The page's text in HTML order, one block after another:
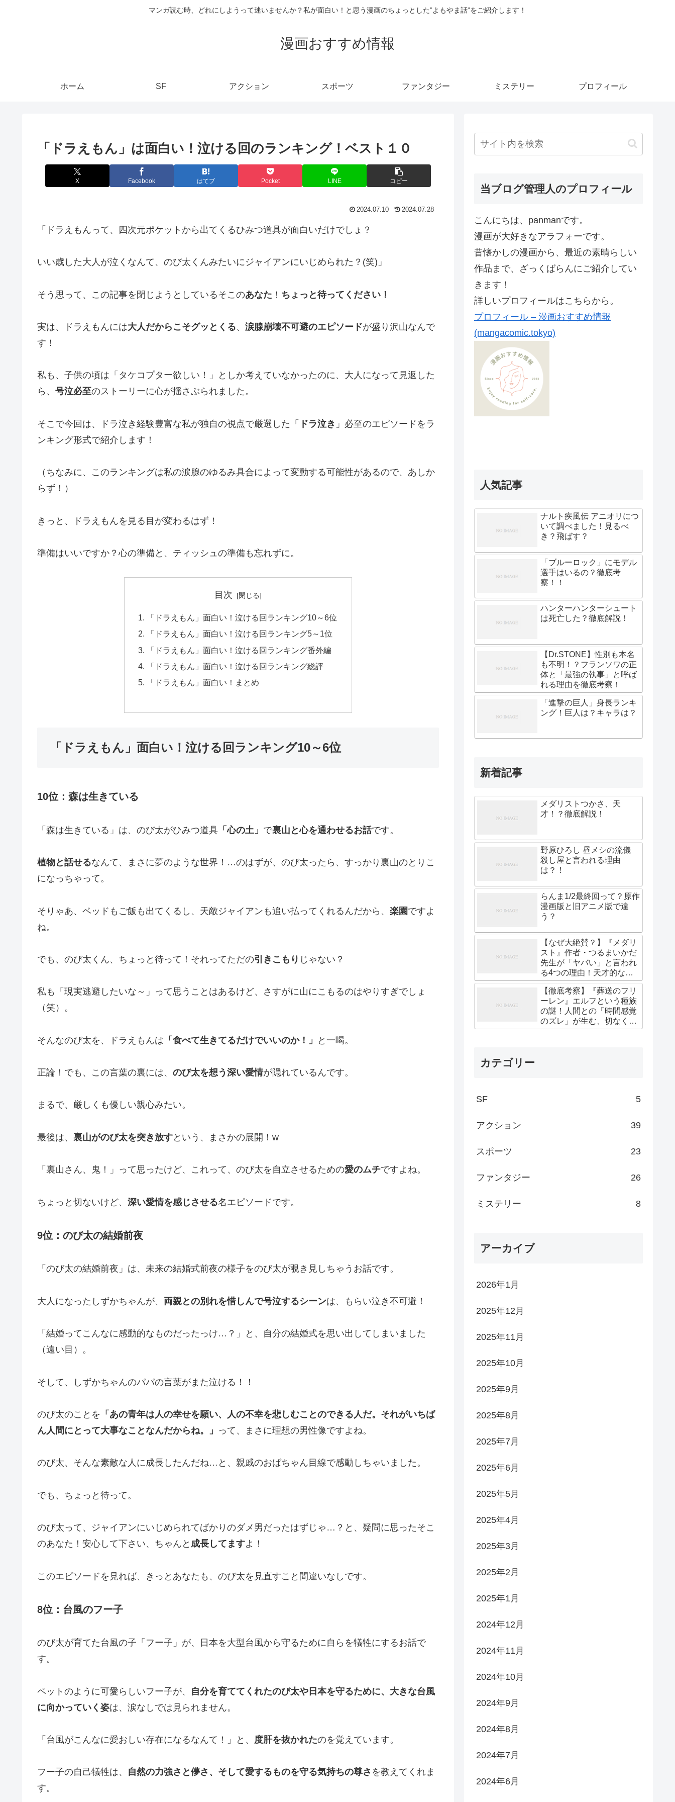
マンガ読む時、どれにしようって迷いませんか？私が面白い！と思う漫画のちょっとした”よもやま話”をご紹介します！
漫画おすすめ情報
ホーム SF アクション スポーツ ファンタジー ミステリー プロフィール
「ドラえもん」は面白い！泣ける回のランキング！ベスト１０
X Facebook はてブ Pocket LINE コピー
2024.07.10 2024.07.28
「ドラえもんって、四次元ポケットから出てくるひみつ道具が面白いだけでしょ？
いい歳した大人が泣くなんて、のび太くんみたいにジャイアンにいじめられた？(笑)」
そう思って、この記事を閉じようとしているそこのあなた ！ ちょっと待ってください！
実は、ドラえもんには大人だからこそグッとくる、 涙腺崩壊不可避のエピソードが盛り沢山なんで
す！
私も、子供の頃は「タケコプター欲しい！」としか考えていなかったのに、大人になって見返した
ら、 号泣必至のストーリーに心が揺さぶられました。
そこで今回は、ドラ泣き経験豊富な私が独自の視点で厳選した「 ドラ泣き 」必至のエピソードをラ
ンキング形式で紹介します！
（ちなみに、このランキングは私の涙腺のゆるみ具合によって変動する可能性があるので、あしか
らず！）
きっと、ドラえもんを見る目が変わるはず！
準備はいいですか？心の準備と、ティッシュの準備も忘れずに。
目次
「ドラえもん」面白い！泣ける回ランキング10～6位
「ドラえもん」面白い！泣ける回ランキング5～1位
「ドラえもん」面白い！泣ける回ランキング番外編
「ドラえもん」面白い！泣ける回ランキング総評
「ドラえもん」面白い！まとめ
「ドラえもん」面白い！泣ける回ランキング10～6位
10位：森は生きている
「森は生きている」は、のび太がひみつ道具 「心の土」 で裏山と心を通わせるお話です。
植物と話せるなんて、まさに夢のような世界！…のはずが、のび太ったら、すっかり裏山のとりこ
になっちゃって。
そりゃあ、ベッドもご飯も出てくるし、天敵ジャイアンも追い払ってくれるんだから、 楽園ですよ
ね。
でも、のび太くん、ちょっと待って！それってただの引きこもり じゃない？
私も「現実逃避したいな～」って思うことはあるけど、さすがに山にこもるのはやりすぎでしょ
（笑）。
そんなのび太を、ドラえもんは 「食べて生きてるだけでいいのか！」 と一喝。
正論！でも、この言葉の裏には、 のび太を想う深い愛情が隠れているんです。
まるで、厳しくも優しい親心みたい。
最後は、 裏山がのび太を突き放すという、まさかの展開！w
「裏山さん、鬼！」って思ったけど、これって、のび太を自立させるための愛のムチですよね。
ちょっと切ないけど、 深い愛情を感じさせる名エピソードです。
9位：のび太の結婚前夜
「のび太の結婚前夜」は、未来の結婚式前夜の様子をのび太が覗き見しちゃうお話です。
大人になったしずかちゃんが、 両親との別れを惜しんで号泣するシーンは、もらい泣き不可避！
「結婚ってこんなに感動的なものだったっけ…？」と、自分の結婚式を思い出してしまいました
（遠い目）。
そして、しずかちゃんのパパの言葉がまた泣ける！！
のび太のことを 「あの青年は人の幸せを願い、人の不幸を悲しむことのできる人だ。それがいちば
ん人間にとって大事なことなんだからね。」 って、まさに理想の男性像ですよね。
のび太、そんな素敵な人に成長したんだね…と、親戚のおばちゃん目線で感動しちゃいました。
でも、ちょっと待って。
のび太って、ジャイアンにいじめられてばかりのダメ男だったはずじゃ…？と、疑問に思ったそこ
のあなた！安心して下さい、ちゃんと 成長してますよ！
このエピソードを見れば、きっとあなたも、のび太を見直すこと間違いなしです。
8位：台風のフー子
のび太が育てた台風の子「フー子」が、日本を大型台風から守るために自らを犠牲にするお話で
す。
ペットのように可愛らしいフー子が、 自分を育ててくれたのび太や日本を守るために、大きな台風
に向かっていく姿は、涙なしでは見られません。
「台風がこんなに愛おしい存在になるなんて！」と、 度肝を抜かれたのを覚えています。
フー子の自己犠牲は、 自然の力強さと儚さ、そして愛するものを守る気持ちの尊さ を教えてくれま
す。
当ブログ管理人のプロフィール
こんにちは、panmanです。
漫画が大好きなアラフォーです。
昔懐かしの漫画から、最近の素晴らしい
作品まで、ざっくばらんにご紹介してい
きます！
詳しいプロフィールはこちらから。
プロフィール – 漫画おすすめ情報
(mangacomic.tokyo)
人気記事
ナルト疾風伝 アニオリにつ
いて調べました！見るべ
き？飛ばす？
「ブルーロック」にモデル
選手はいるの？徹底考
察！！
ハンターハンターシュート
は死亡した？徹底解説！
【Dr.STONE】性別も本名
も不明！？フランソワの正
体と「最強の執事」と呼ば
れる理由を徹底考察！
「進撃の巨人」身長ランキ
ング！巨人は？キャラは？
新着記事
メダリストつかさ、天
才！？徹底解説！
野原ひろし 昼メシの流儀
殺し屋と言われる理由
は？！
らんま1/2最終回って？原作
漫画版と旧アニメ版で違
う？
【なぜ大絶賛？】『メダリ
スト』作者・つるまいかだ
先生が「ヤバい」と言われ
る4つの理由！天才的な作
画と熱すぎる描写の真実
【徹底考察】『葬送のフリ
ーレン』エルフという種族
の謎！人間との「時間感覚
のズレ」が生む、切なくも
美しい孤独の真実
カテゴリー
SF 5
アクション 39
スポーツ 23
ファンタジー 26
ミステリー 8
アーカイブ
2026年1月
2025年12月
2025年11月
2025年10月
2025年9月
2025年8月
2025年7月
2025年6月
2025年5月
2025年4月
2025年3月
2025年2月
2025年1月
2024年12月
2024年11月
2024年10月
2024年9月
2024年8月
2024年7月
2024年6月